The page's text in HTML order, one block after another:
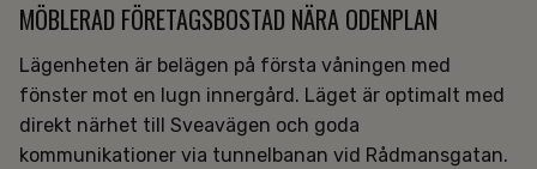
MÖBLERAD FÖRETAGSBOSTAD NÄRA ODENPLAN
Lägenheten är belägen på första våningen med
fönster mot en lugn innergård. Läget är optimalt med
direkt närhet till Sveavägen och goda
kommunikationer via tunnelbanan vid Rådmansgatan.